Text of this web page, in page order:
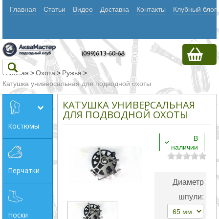
Главная Статьи Видео Доставка Контакты Клубный блог
Текст
Любое из
Все
слова
Главная >Охота > Ружья >
Катушка универсальная для подводной охоты
Костюмы
Перчатки
Носки
КАТУШКА УНИВЕРСАЛЬНАЯ
ДЛЯ ПОДВОДНОЙ ОХОТЫ
В
наличии
Диаметр
шпули: